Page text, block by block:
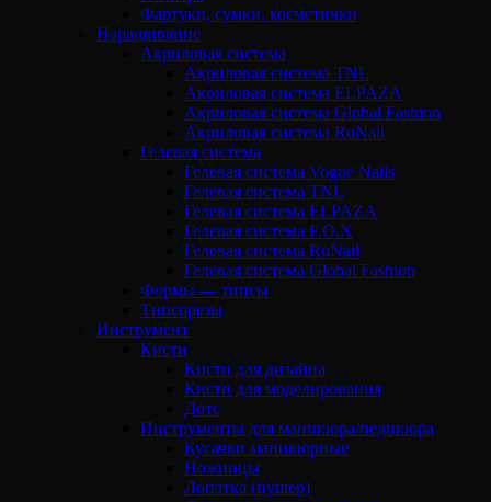
Фартуки, сумки, косметички
Наращивание
Акриловая система
Акриловая система TNL
Акриловая система ELPAZA
Акриловая система Global Fashion
Акриловая система RuNail
Гелевая система
Гелевая система Vogue Nails
Гелевая система TNL
Гелевая система ELPAZA
Гелевая система F.O.X
Гелевая система RuNail
Гелевая система Global Fashion
Формы — типсы
Типсорезы
Инструмент
Кисти
Кисти для дизайна
Кисти для моделирования
Дотс
Инструменты для маникюра/педикюра
Кусачки маникюрные
Ножницы
Лопатка (пушер)